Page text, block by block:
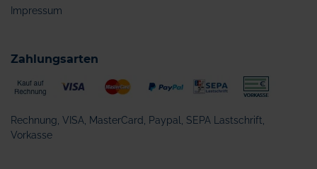
Impressum
Zahlungsarten
Rechnung, VISA, MasterCard, Paypal, SEPA Lastschrift,
Vorkasse